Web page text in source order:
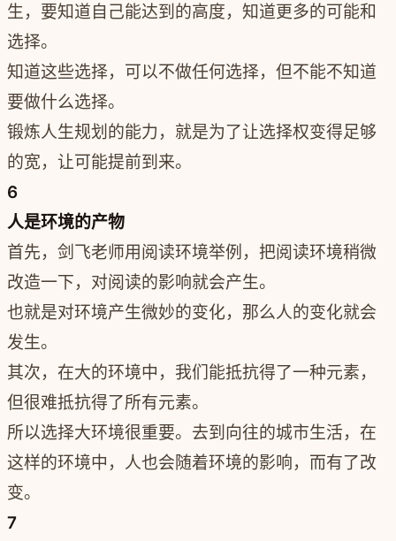
生，要知道自己能达到的高度，知道更多的可能和
选择。
知道这些选择，可以不做任何选择，但不能不知道
要做什么选择。
锻炼人生规划的能力，就是为了让选择权变得足够
的宽，让可能提前到来。
6
人是环境的产物
首先，剑飞老师用阅读环境举例，把阅读环境稍微
改造一下，对阅读的影响就会产生。
也就是对环境产生微妙的变化，那么人的变化就会
发生。
其次，在大的环境中，我们能抵抗得了一种元素，
但很难抵抗得了所有元素。
所以选择大环境很重要。去到向往的城市生活，在
这样的环境中，人也会随着环境的影响，而有了改
变。
7